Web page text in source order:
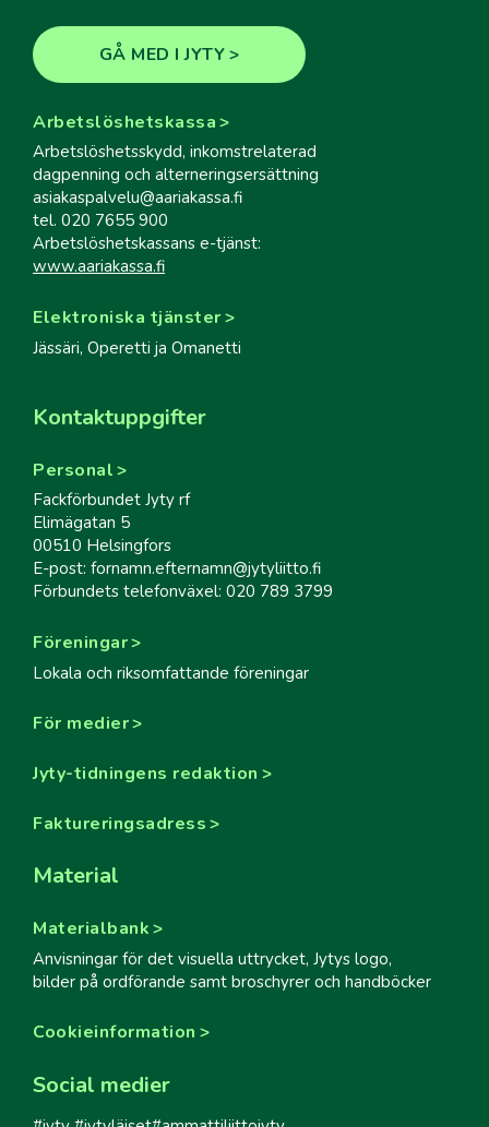
GÅ MED I JYTY
Arbetslöshetskassa
Arbetslöshetsskydd, inkomstrelaterad
dagpenning och alterneringsersättning
asiakaspalvelu@aariakassa.fi
tel. 020 7655 900
Arbetslöshetskassans e-tjänst:
www.aariakassa.fi
Elektroniska tjänster
Jässäri, Operetti ja Omanetti
Kontaktuppgifter
Personal
Fackförbundet Jyty rf
Elimägatan 5
00510 Helsingfors
E-post: fornamn.efternamn@jytyliitto.fi
Förbundets telefonväxel: 020 789 3799
Föreningar
Lokala och riksomfattande föreningar
För medier
Jyty-tidningens redaktion
Faktureringsadress
Material
Materialbank
Anvisningar för det visuella uttrycket, Jytys logo,
bilder på ordförande samt broschyrer och handböcker
Cookieinformation
Social medier